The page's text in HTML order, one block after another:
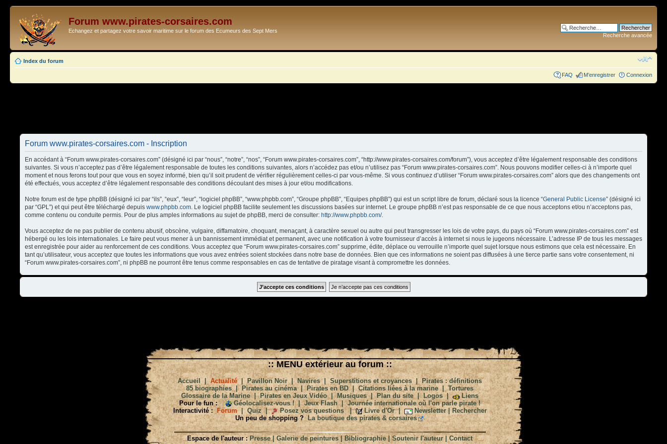
Forum www.pirates-corsaires.com
Echangez et partagez votre savoir maritime sur le forum des Ecumeurs des Sept Mers
Recherche avancée
Index du forum
FAQ M’enregistrer Connexion
Forum www.pirates-corsaires.com - Inscription
En accédant à “Forum www.pirates-corsaires.com” (désigné ici par “nous”, “notre”, “nos”, “Forum www.pirates-corsaires.com”, “http://www.pirates-corsaires.com/forum”), vous acceptez d’être légalement responsable des conditions
suivantes. Si vous n’acceptez pas d’être légalement responsable de toutes les conditions suivantes, alors n’accédez pas et/ou n’utilisez pas “Forum www.pirates-corsaires.com”. Nous pouvons modifier celles-ci à n’importe quel
moment et nous ferons tout pour que vous en soyez informé, bien qu’il soit prudent de vérifier régulièrement celles-ci par vous-même. Si vous continuez d’utiliser “Forum www.pirates-corsaires.com” alors que des changements ont
été effectués, vous acceptez d’être légalement responsable des conditions découlant des mises à jour et/ou modifications.
Notre forum est de type phpBB (désigné ici par “ils”, “eux”, “leur”, “logiciel phpBB”, “www.phpbb.com”, “Groupe phpBB”, “Equipes phpBB”) qui est un script libre de forum, déclaré sous la licence “General Public License” (désigné ici
par “GPL”) et qui peut être téléchargé depuis www.phpbb.com. Le logiciel phpBB facilite seulement les discussions basées sur internet. Le groupe phpBB n’est pas responsable de ce que nous acceptons et/ou n’acceptons pas,
comme contenu ou conduite permis. Pour de plus amples informations au sujet de phpBB, merci de consulter: http://www.phpbb.com/.
Vous acceptez de ne pas publier de contenu abusif, obscène, vulgaire, diffamatoire, choquant, menaçant, à caractère sexuel ou autre qui peut transgresser les lois de votre pays, du pays où “Forum www.pirates-corsaires.com” est
hébergé ou les lois internationales. Le faire peut vous mener à un bannissement immédiat et permanent, avec une notification à votre fournisseur d’accès à internet si nous le jugeons nécessaire. L’adresse IP de tous les messages
est enregistrée pour aider au renforcement de ces conditions. Vous acceptez que “Forum www.pirates-corsaires.com” supprime, édite, déplace ou verrouille n’importe quel sujet lorsque nous estimons que cela est nécessaire. En
tant qu’utilisateur, vous acceptez que toutes les informations que vous avez entrées soient stockées dans notre base de données. Bien que ces informations ne soient pas diffusées à une tierce partie sans votre consentement, ni
“Forum www.pirates-corsaires.com”, ni phpBB ne pourront être tenus comme responsables en cas de tentative de piratage visant à compromettre les données.
:: MENU extérieur au forum ::
Accueil |Actualité|Pavillon Noir|Navires|Superstitions et croyances|Pirates : définitions
85 biographies| Pirates au cinéma|Pirates en BD|Citations liées à la marine|Tortures
Glossaire de la Marine|Pirates en Jeux Vidéo|Musiques|Plan du site|Logos|
Liens
Pour le fun :
Géolocalisez-vous !|Jeux Flash|Journée internationale où l'on parle pirate !
Interactivité : Forum| Quiz| Posez vos questions| Livre d'Or| Newsletter| Rechercher
Un peu de shopping ?
La boutique des pirates & corsaires
Espace de l'auteur : Presse|Galerie de peintures|Bibliographie|Soutenir l'auteur|Contact